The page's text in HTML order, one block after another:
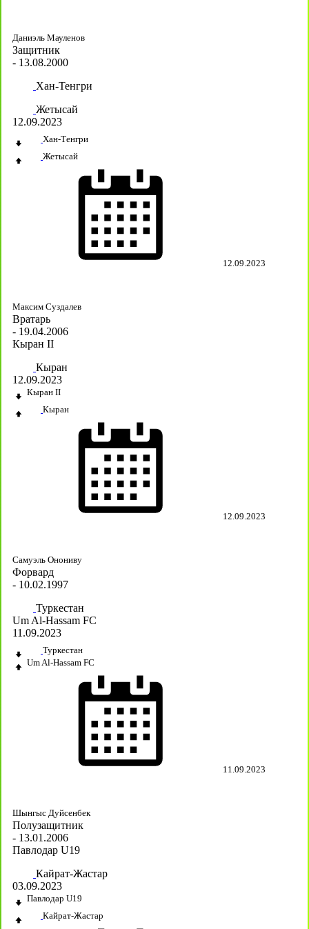
Даниэль Мауленов
Защитник
- 13.08.2000
Хан-Тенгри
Жетысай
12.09.2023
Хан-Тенгри
Жетысай
12.09.2023
Максим Суздалев
Вратарь
- 19.04.2006
Кыран II
Кыран
12.09.2023
Кыран II
Кыран
12.09.2023
Самуэль Онониву
Форвард
- 10.02.1997
Туркестан
Um Al-Hassam FC
11.09.2023
Туркестан
Um Al-Hassam FC
11.09.2023
Шынгыс Дуйсенбек
Полузащитник
- 13.01.2006
Павлодар U19
Кайрат-Жастар
03.09.2023
Павлодар U19
Кайрат-Жастар